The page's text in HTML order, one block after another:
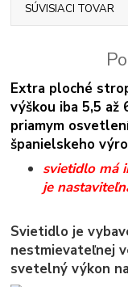
SÚVISIACI TOVAR
Extra ploché
výškou iba 5,5 až
priamym
španielskeho
svietidlo má
je
Svietidlo je
nestmievateľnej
svetelný výkon